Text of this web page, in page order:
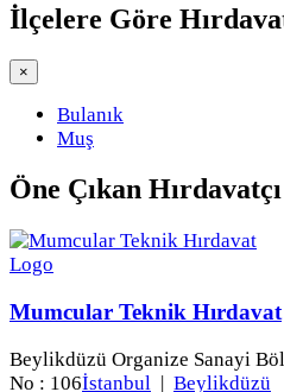
İlçelere Göre
×
Bulanık
Muş
Öne Çıkan
Mumcular Teknik Hırdavat
Beylikdüzü Organize Sanayi
No : 106İstanbul | Beylikdüzü